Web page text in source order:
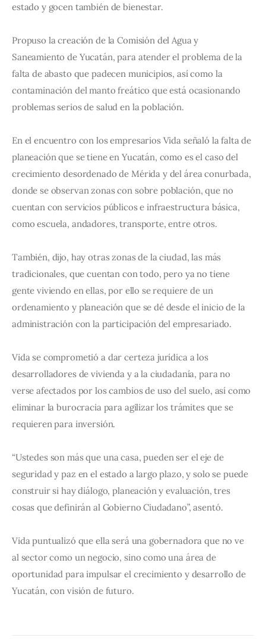
estado y gocen también de bienestar.
Propuso la creación de la Comisión del Agua y
Saneamiento de Yucatán, para atender el problema de la
falta de abasto que padecen municipios, así como la
contaminación del manto freático que está ocasionando
problemas serios de salud en la población.
En el encuentro con los empresarios Vida señaló la falta de
planeación que se tiene en Yucatán, como es el caso del
crecimiento desordenado de Mérida y del área conurbada,
donde se observan zonas con sobre población, que no
cuentan con servicios públicos e infraestructura básica,
como escuela, andadores, transporte, entre otros.
También, dijo, hay otras zonas de la ciudad, las más
tradicionales, que cuentan con todo, pero ya no tiene
gente viviendo en ellas, por ello se requiere de un
ordenamiento y planeación que se dé desde el inicio de la
administración con la participación del empresariado.
Vida se comprometió a dar certeza jurídica a los
desarrolladores de vivienda y a la ciudadanía, para no
verse afectados por los cambios de uso del suelo, así como
eliminar la burocracia para agilizar los trámites que se
requieren para inversión.
“Ustedes son más que una casa, pueden ser el eje de
seguridad y paz en el estado a largo plazo, y solo se puede
construir si hay diálogo, planeación y evaluación, tres
cosas que definirán al Gobierno Ciudadano”, asentó.
Vida puntualizó que ella será una gobernadora que no ve
al sector como un negocio, sino como una área de
oportunidad para impulsar el crecimiento y desarrollo de
Yucatán, con visión de futuro.